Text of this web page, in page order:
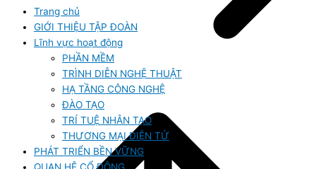
Trang chủ
GIỚI THIỆU TẬP ĐOÀN
Lĩnh vực hoạt động
PHẦN MỀM
TRÌNH DIỄN NGHỆ THUẬT
HẠ TẦNG CÔNG NGHỆ
ĐÀO TẠO
TRÍ TUỆ NHÂN TẠO
THƯƠNG MẠI ĐIỆN TỬ
PHÁT TRIỂN BỀN VỮNG